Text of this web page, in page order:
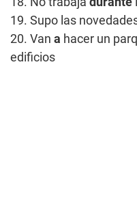
19. Supo las
20. Van a hacer un
edificios